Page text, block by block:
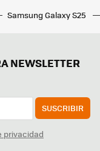
Samsung Galaxy S25
NEWSLETTER
SUSCRIBIR
privacidad